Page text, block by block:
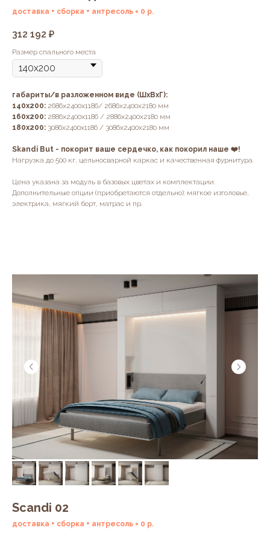
доставка + сборка + антресоль = 0 р.
312 192 ₽
Размер спального места
габариты/в разложенном виде (ШхВхГ):
140х200: 2686х2400х1186/ 2686х2400х2180 мм
160х200: 2886х2400х1186 / 2886х2400х2180 мм
180х200: 3086х2400х1186 / 3086х2400х2180 мм
Skandi But - покорит ваше сердечко, как покорил наше ❤️!
Нагрузка до 500 кг, цельносварной каркас и качественная фурнитура.
Цена указана за модуль в базовых цветах и комплектации.
Дополнительные опции (приобретаются отдельно): мягкое изголовье,
электрика, мягкий борт, матрас и пр.
Scandi 02
доставка + сборка + антресоль = 0 р.